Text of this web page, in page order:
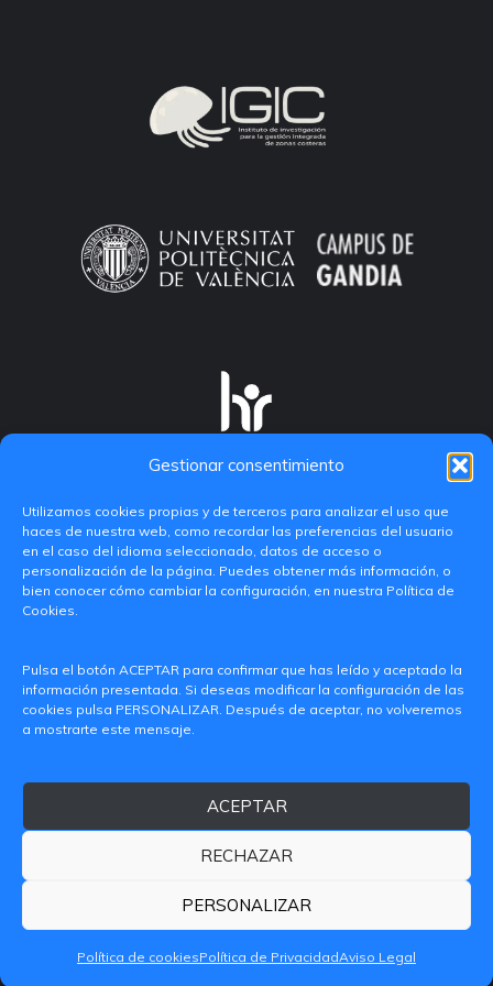
Gestionar consentimiento
Utilizamos cookies propias y de terceros para analizar el uso que
haces de nuestra web, como recordar las preferencias del usuario
en el caso del idioma seleccionado, datos de acceso o
personalización de la página. Puedes obtener más información, o
bien conocer cómo cambiar la configuración, en nuestra Política de
Cookies.
Pulsa el botón ACEPTAR para confirmar que has leído y aceptado la
información presentada. Si deseas modificar la configuración de las
cookies pulsa PERSONALIZAR. Después de aceptar, no volveremos
a mostrarte este mensaje.
ACEPTAR
RECHAZAR
PERSONALIZAR
Política de cookiesPolítica de PrivacidadAviso Legal
(València)
© 2026 CAMPUS DE GANDIA UNIVERSITAT POLITÈCNICA
DE VALÈNCIA